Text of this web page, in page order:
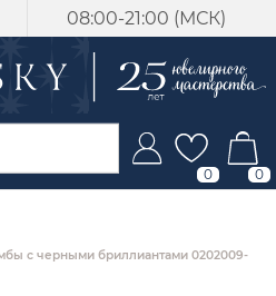
08:00-21:00 (МСК)
0 0
с черными бриллиантами 0202009-
с